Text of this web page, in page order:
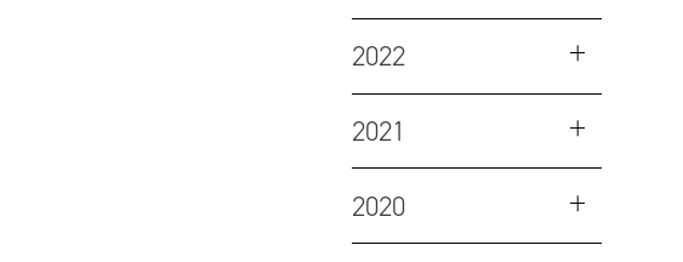
2022
2021
2020